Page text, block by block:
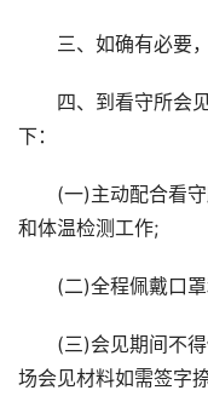
三、如确有必要，
四、到看守所会见
下：
(一)主动配合看守
和体温检测工作;
(二)全程佩戴口罩
(三)会见期间不得
场会见材料如需签字